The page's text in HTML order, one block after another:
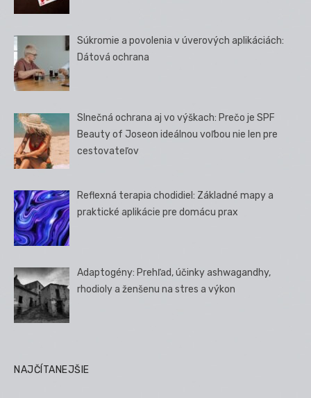
Súkromie a povolenia v úverových aplikáciách:
Dátová ochrana
Slnečná ochrana aj vo výškach: Prečo je SPF
Beauty of Joseon ideálnou voľbou nie len pre
cestovateľov
Reflexná terapia chodidiel: Základné mapy a
praktické aplikácie pre domácu prax
Adaptogény: Prehľad, účinky ashwagandhy,
rhodioly a ženšenu na stres a výkon
NAJČÍTANEJŠIE